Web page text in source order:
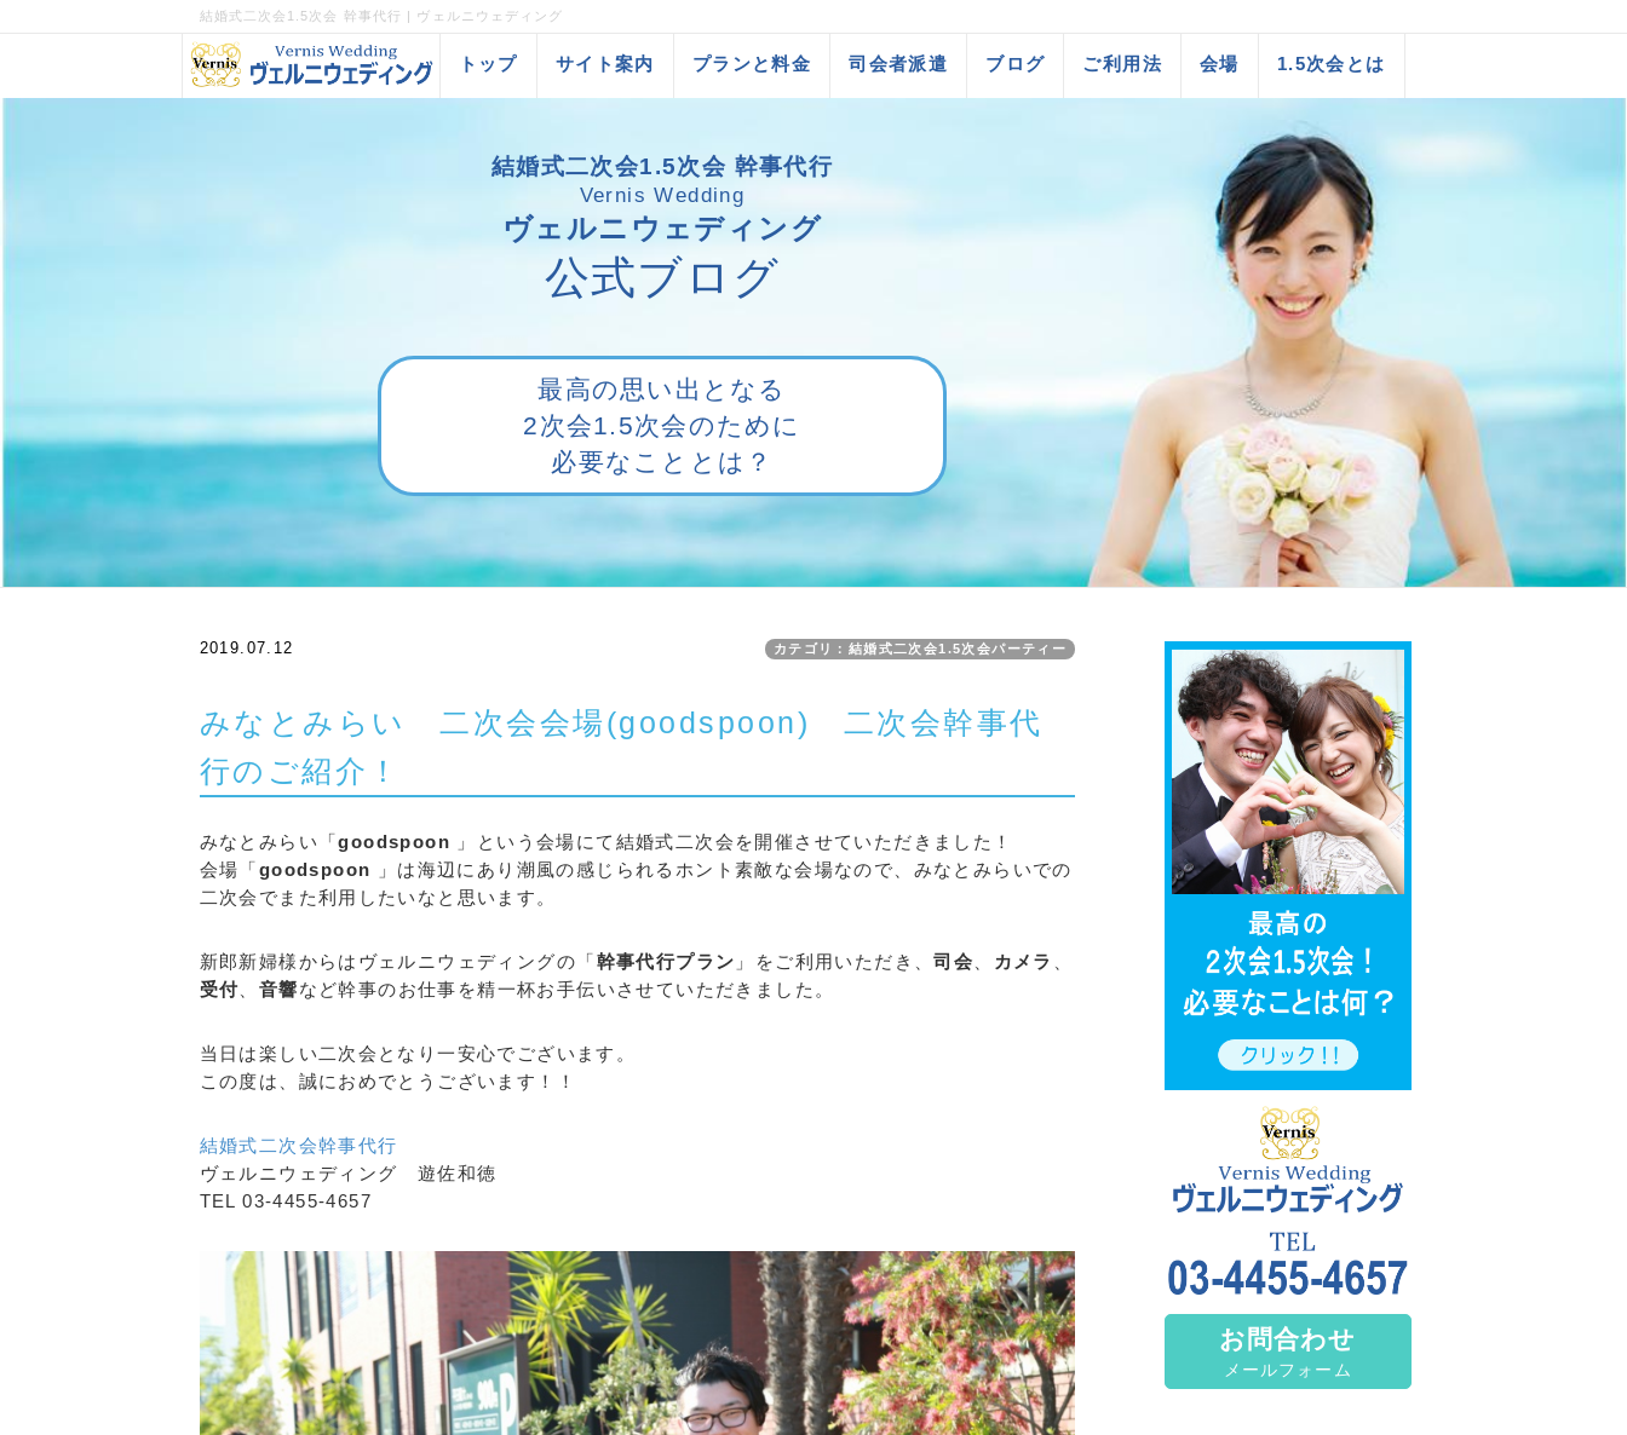
結婚式二次会1.5次会 幹事代行 | ヴェルニウェディング
トップ サイト案内 プランと料金 司会者派遣 ブログ ご利用法 会場 1.5次会とは
結婚式二次会1.5次会 幹事代行
Vernis Wedding
ヴェルニウェディング
公式ブログ
最高の思い出となる
2次会1.5次会のために
必要なこととは？
2019.07.12 カテゴリ：結婚式二次会1.5次会パーティー
みなとみらい 二次会会場(goodspoon) 二次会幹事代
行のご紹介！
みなとみらい「goodspoon 」という会場にて結婚式二次会を開催させていただきました！
会場「goodspoon
」は海辺にあり潮風の感じられるホント素敵な会場なので、みなとみらいでの
二次会でまた利用したいなと思います。
新郎新婦様からはヴェルニウェディングの「幹事代行プラン 」をご利用いただき、司会 カメラ
受付
音響など幹事のお仕事を精一杯お手伝いさせていただきました。
当日は楽しい二次会となり一安心でございます。
この度は、誠におめでとうございます！！
結婚式二次会幹事代行
ヴェルニウェディング 遊佐和徳
TEL 03-4455-4657
お問合わせ
メールフォーム